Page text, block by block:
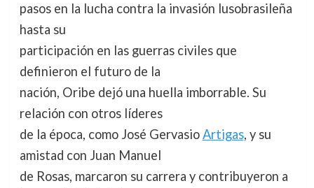
pasos en la lucha contra la invasión lusobrasileña
hasta su
participación en las guerras civiles que
definieron el futuro de la
nación, Oribe dejó una huella imborrable. Su
relación con otros líderes
de la época, como José GervasioArtigas, y su
amistad con Juan Manuel
de Rosas, marcaron su carrera y contribuyeron a